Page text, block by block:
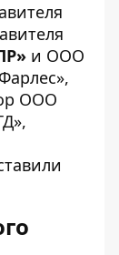
и ООО
ООО